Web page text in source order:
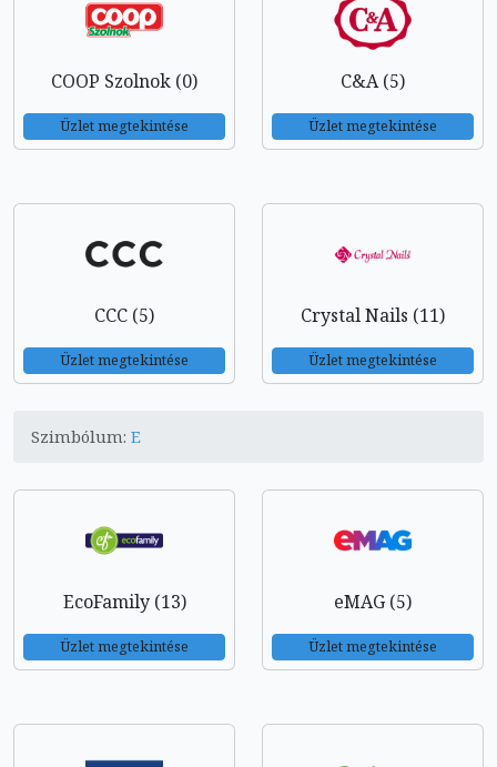
COOP Szolnok (0)
Üzlet megtekintése
C&A (5)
Üzlet megtekintése
CCC (5)
Üzlet megtekintése
Crystal Nails (11)
Üzlet megtekintése
Szimbólum: E
EcoFamily (13)
Üzlet megtekintése
eMAG (5)
Üzlet megtekintése